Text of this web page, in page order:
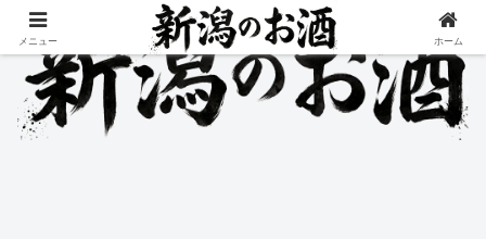
メニュー ホーム